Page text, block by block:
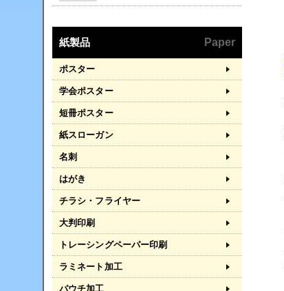
紙製品 Paper
ポスター
学会ポスター
短冊ポスター
紙スローガン
名刺
はがき
チラシ・フライヤー
大判印刷
トレーシングペーパー印刷
ラミネート加工
パウチ加工